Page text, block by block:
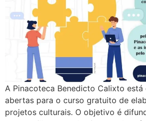
A Pinacoteca Benedicto Calixto
abertas para o curso gratuito de
projetos culturais. O objetivo é